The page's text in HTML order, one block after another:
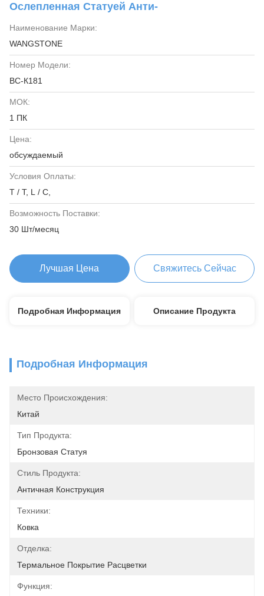
Ослепленная Статуей Анти-
Наименование Марки:
WANGSTONE
Номер Модели:
ВС-К181
МОК:
1 ПК
Цена:
обсуждаемый
Условия Оплаты:
T / T, L / C,
Возможность Поставки:
30 Шт/месяц
Лучшая Цена Свяжитесь Сейчас
Подробная Информация Описание Продукта
Подробная Информация
Место Происхождения:
Китай
Тип Продукта:
Бронзовая Статуя
Стиль Продукта:
Античная Конструкция
Техники:
Ковка
Отделка:
Термальное Покрытие Расцветки
Функция: